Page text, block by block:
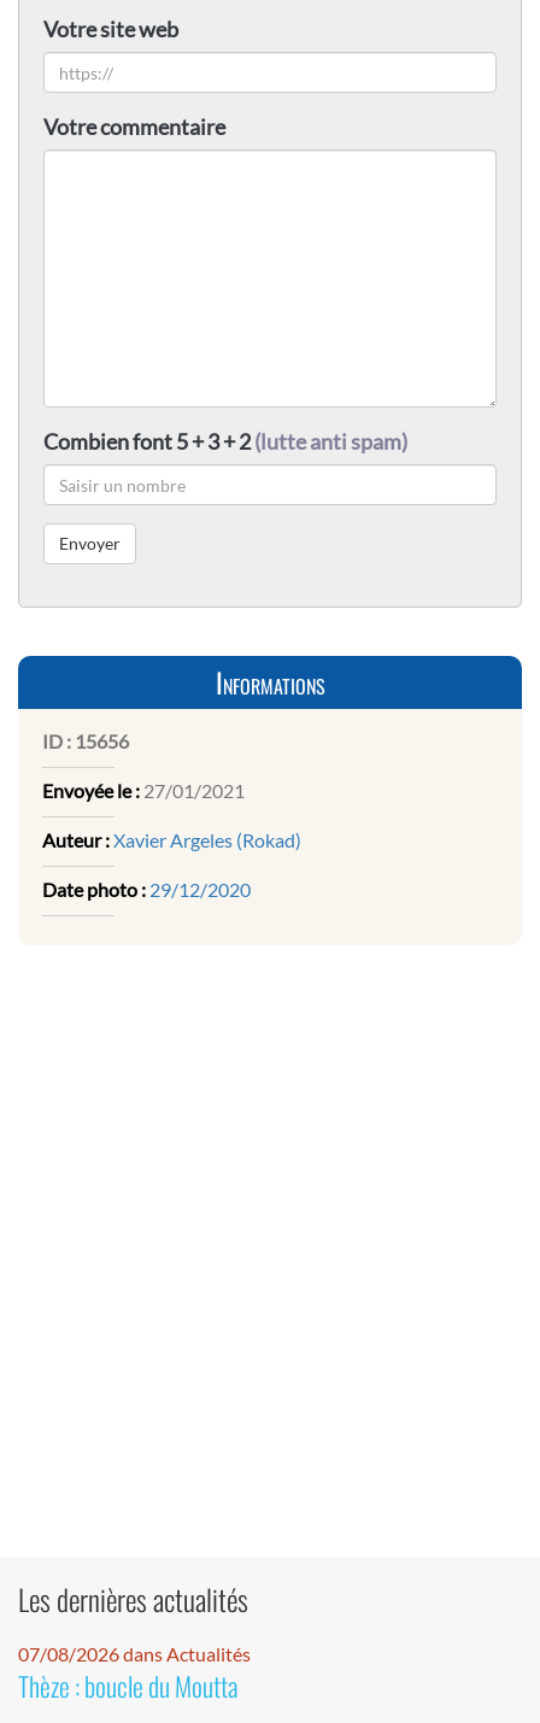
Votre site web
Votre commentaire
Combien font 5 + 3 + 2(lutte anti spam)
Informations
ID : 15656
Envoyée le : 27/01/2021
Auteur :Xavier Argeles (Rokad)
Date photo : 29/12/2020
Les dernières actualités
07/08/2026 dans Actualités
Thèze : boucle du Moutta